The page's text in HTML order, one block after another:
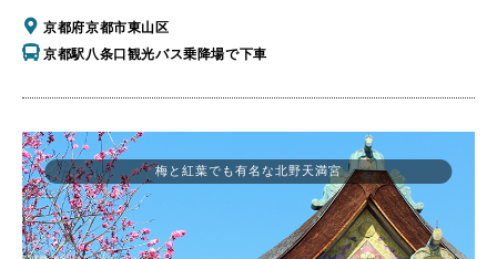
京都府京都市東山区
京都駅八条口観光バス乗降場で下車
梅と紅葉でも有名な北野天満宮